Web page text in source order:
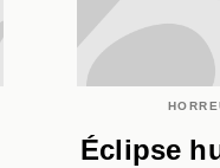
Éclipse